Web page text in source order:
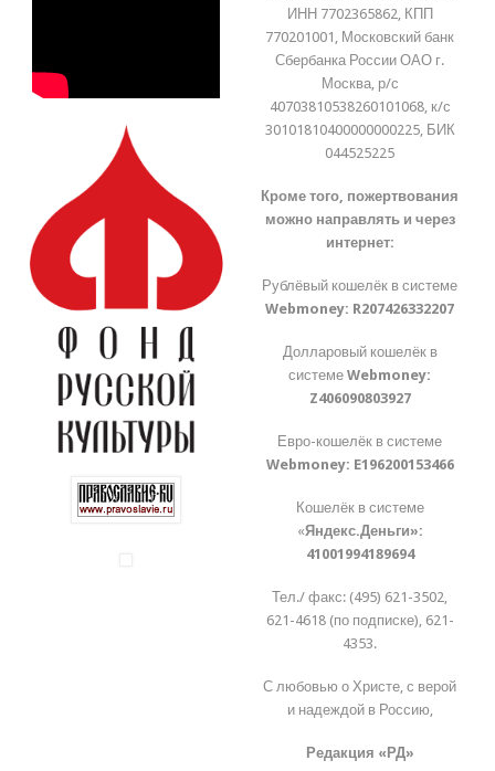
ИНН 7702365862, КПП
770201001, Московский банк
Сбербанка России ОАО г.
Москва, р/с
40703810538260101068, к/с
30101810400000000225, БИК
044525225
Кроме того, пожертвования
можно направлять и через
интернет:
Рублёвый кошелёк в системе
Webmoney: R207426332207
Долларовый кошелёк в
системеWebmoney:
Z406090803927
Евро-кошелёк в системе
Webmoney: E196200153466
Кошелёк в системе
«Яндекс.Деньги»:
41001994189694
Тел./ факс: (495) 621-3502,
621-4618 (по подписке), 621-
4353.
С любовью о Христе, с верой
и надеждой в Россию,
Редакция «РД»